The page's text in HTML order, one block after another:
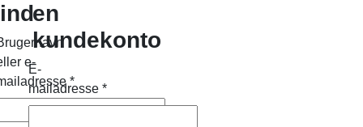
ind
e-
*
en
kundekonto
E-
mailadresse *